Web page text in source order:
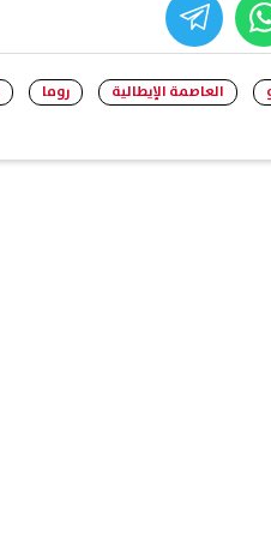
whats
العاصمة الإيطالية روما